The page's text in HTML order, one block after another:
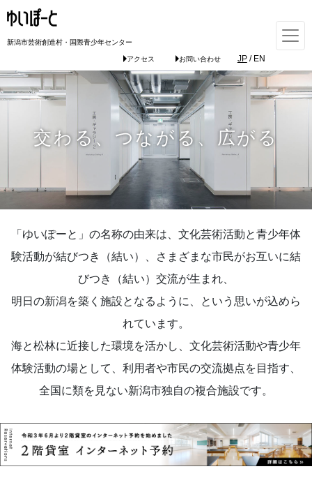
交わる、つながる、広がる
「ゆいぽーと」の名称の由来は、文化芸術活動と青少年体
験活動が結びつき（結い）、さまざまな市民がお互いに結
びつき（結い）交流が生まれ、
明日の新潟を築く施設となるように、という思いが込めら
れています。
海と松林に近接した環境を活かし、文化芸術活動や青少年
体験活動の場として、利用者や市民の交流拠点を目指す、
全国に類を見ない新潟市独自の複合施設です。
新潟市芸術創造村・国際青少年センター
アクセス お問い合わせ JP/ EN